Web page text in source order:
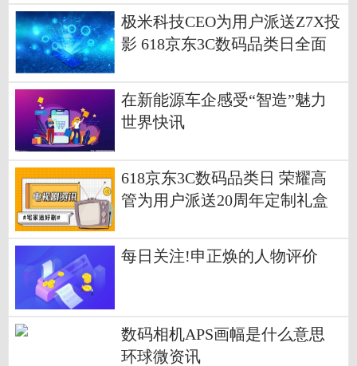
极米科技CEO为用户派送Z7X投
影 618京东3C数码品类日全面
在新能源车企感受“智造”魅力
世界快讯
618京东3C数码品类日 荣耀高
管为用户派送20周年定制礼盒
每日关注!申正焕的人物评价
数码相机APS画幅是什么意思
环球微资讯